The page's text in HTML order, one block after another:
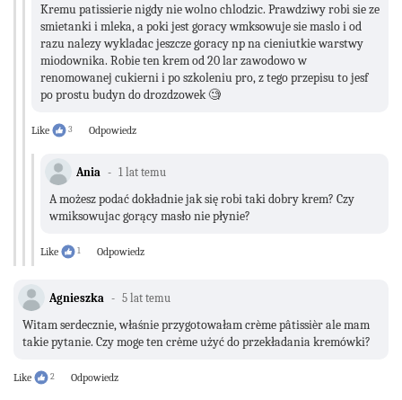
Kremu patissierie nigdy nie wolno chlodzic. Prawdziwy robi sie ze
smietanki i mleka, a poki jest goracy wmksowuje sie maslo i od
razu nalezy wykladac jeszcze goracy np na cieniutkie warstwy
miodownika. Robie ten krem od 20 lar zawodowo w
renomowanej cukierni i po szkoleniu pro, z tego przepisu to jesf
po prostu budyn do drozdzowek 🧐
Like 3 Odpowiedz
Ania 1 lat temu
A możesz podać dokładnie jak się robi taki dobry krem? Czy
wmiksowujac gorący masło nie płynie?
Like 1 Odpowiedz
Agnieszka 5 lat temu
Witam serdecznie, właśnie przygotowałam crème pâtissièr ale mam
takie pytanie. Czy moge ten crėme użyć do przekładania kremówki?
Like 2 Odpowiedz